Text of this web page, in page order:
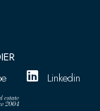
Linkedin